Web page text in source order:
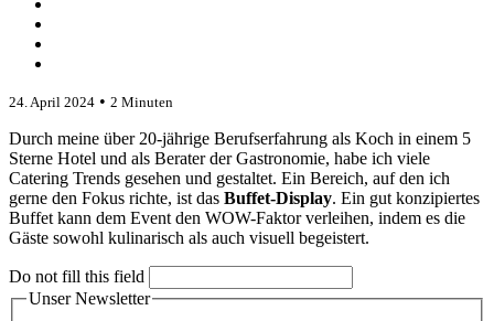
24. April 2024 • 2 Minuten
Durch meine über 20-jährige Berufserfahrung als Koch in einem 5
Sterne Hotel und als Berater der Gastronomie, habe ich viele
Catering Trends gesehen und gestaltet. Ein Bereich, auf den ich
gerne den Fokus richte, ist das Buffet-Display. Ein gut konzipiertes
Buffet kann dem Event den WOW-Faktor verleihen, indem es die
Gäste sowohl kulinarisch als auch visuell begeistert.
Do not fill this field
Unser Newsletter